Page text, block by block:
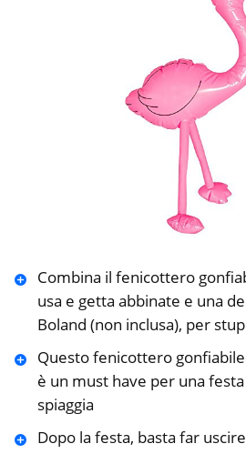
Combina il fenicottero
usa e getta abbinate e una
Boland (non inclusa), per
Questo fenicottero
è un must have per una
spiaggia
Dopo la festa, basta far uscire